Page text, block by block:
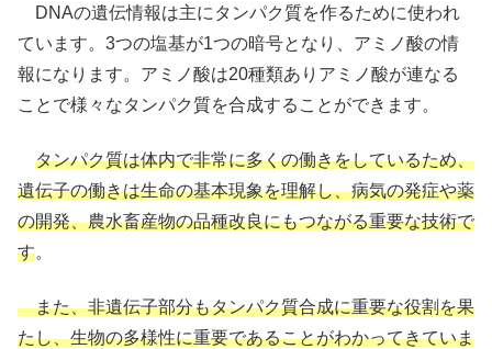
DNAの遺伝情報は主にタンパク質を作るために使われ
ています。3つの塩基が1つの暗号となり、アミノ酸の情
報になります。アミノ酸は20種類ありアミノ酸が連なる
ことで様々なタンパク質を合成することができます。
タンパク質は体内で非常に多くの働きをしているため、
遺伝子の働きは生命の基本現象を理解し、病気の発症や薬
の開発、農水畜産物の品種改良にもつながる重要な技術で
す。
また、非遺伝子部分もタンパク質合成に重要な役割を果
たし、生物の多様性に重要であることがわかってきていま